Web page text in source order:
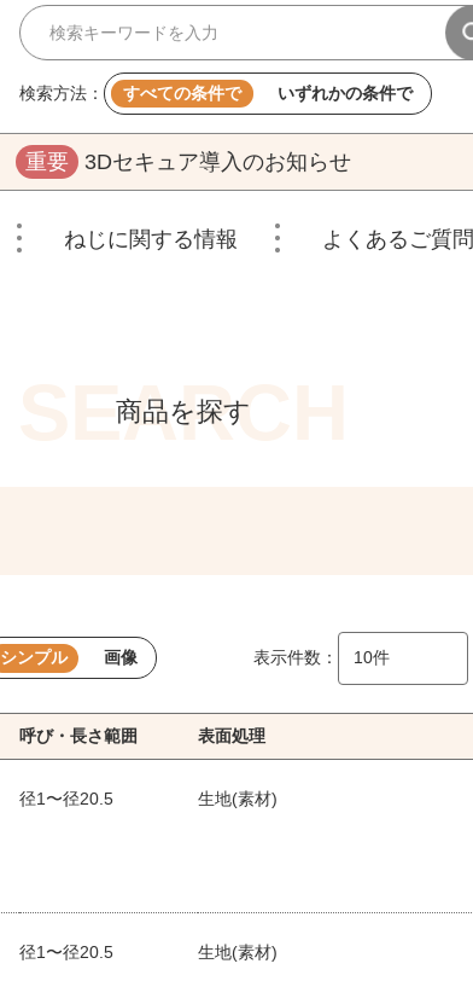
検索方法： すべての条件で いずれかの条件で
重要 3Dセキュア導入のお知らせ
ねじに関する情報 よくあるご質問
商品を探す
シンプル 画像 表示件数：
呼び・長さ範囲 表面処理
径1〜径20.5 生地(素材)
径1〜径20.5 生地(素材)